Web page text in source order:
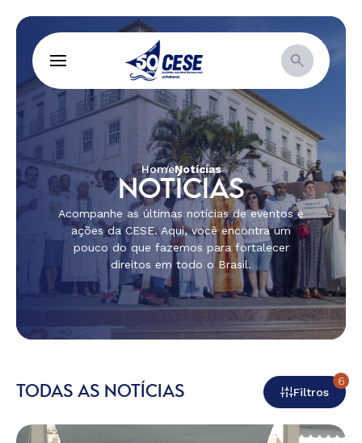
HomeNotícias
NOTÍCIAS
Acompanhe as últimas notícias de eventos e
ações da CESE. Aqui, você encontra um
pouco do que fazemos para fortalecer
direitos em todo o Brasil.
TODAS AS NOTÍCIAS Filtros
6